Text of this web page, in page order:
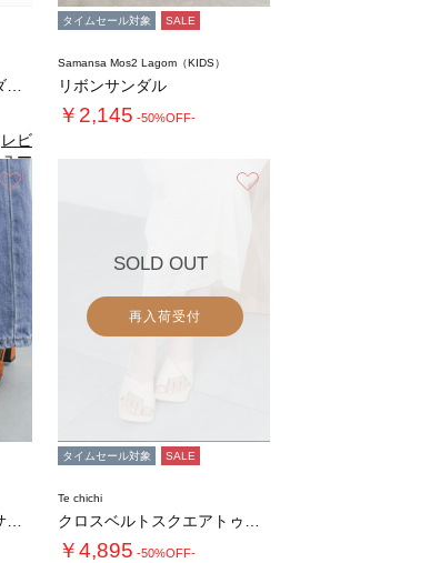
レビ
ュー
を見
る
タイムセール対象 SALE
Samansa Mos2 Lagom（KIDS）
リボンサンダル
￥2,145 -50%OFF-
SOLD OUT
再入荷受付
タイムセール対象 SALE
Te chichi
￥4,895 -50%OFF-